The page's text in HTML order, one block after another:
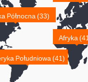
Północna (33)
Afryka
Południowa (41)